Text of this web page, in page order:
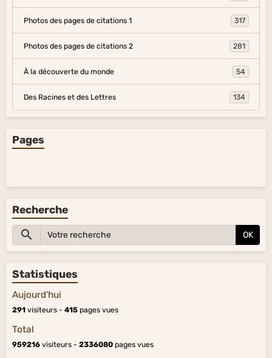
Photos des pages de citations 1 317
Photos des pages de citations 2 281
À la découverte du monde 54
Des Racines et des Lettres 134
Pages
Recherche
OK
Statistiques
Aujourd'hui
291 visiteurs - 415 pages vues
Total
959216 visiteurs - 2336080 pages vues